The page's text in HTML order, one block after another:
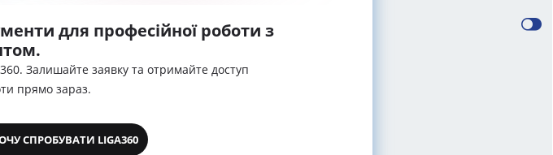
для професійної роботи з
Залишайте заявку та отримайте доступ
прямо зараз.
СПРОБУВАТИ LIGA360